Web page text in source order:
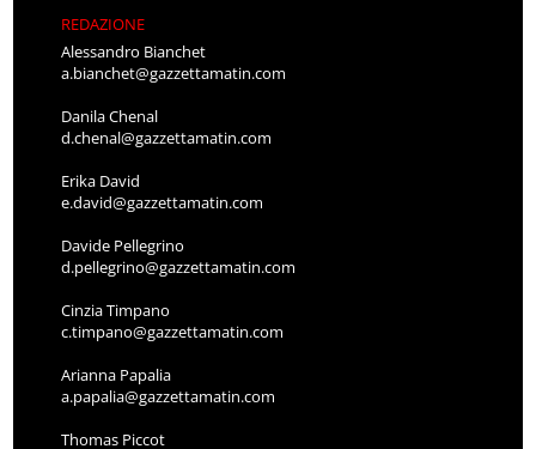
REDAZIONE
Alessandro Bianchet
a.bianchet@gazzettamatin.com
Danila Chenal
d.chenal@gazzettamatin.com
Erika David
e.david@gazzettamatin.com
Davide Pellegrino
d.pellegrino@gazzettamatin.com
Cinzia Timpano
c.timpano@gazzettamatin.com
Arianna Papalia
a.papalia@gazzettamatin.com
Thomas Piccot